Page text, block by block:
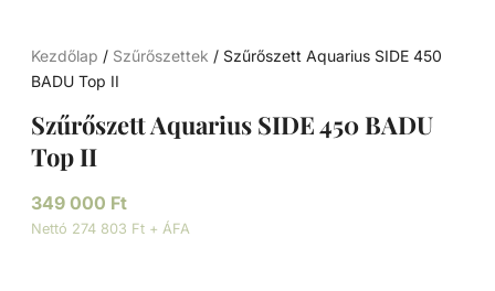
Kezdőlap / Szűrőszettek / Szűrőszett Aquarius SIDE 450
BADU Top II
Szűrőszett Aquarius SIDE 450 BADU
Top II
349 000 Ft
Nettó 274 803 Ft + ÁFA